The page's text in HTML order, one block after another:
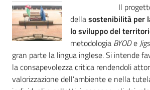
Seguici
su
Il progetto
dellasostenibilità per
lo sviluppo del
metodologia BYODe
gran parte la lingua inglese. Si intende
la consapevolezza critica rendendoli
valorizzazione dell’ambiente e nella